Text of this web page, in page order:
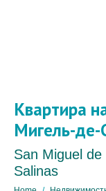
Квартира
Мигель-де-
San Miguel
Salinas